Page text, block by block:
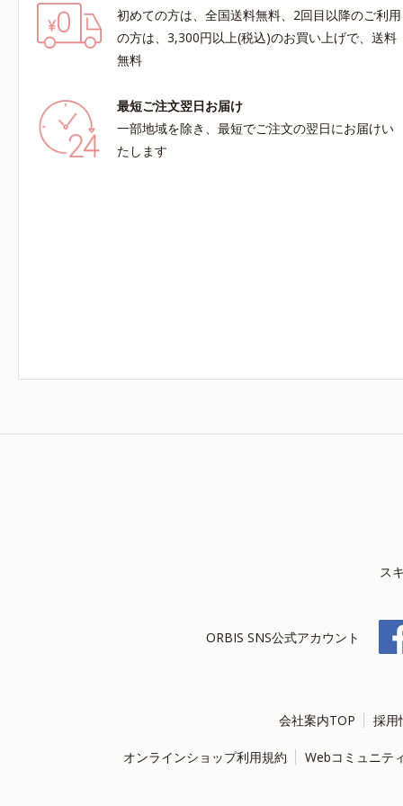
初めての方は、全国送料無料、2回目以降のご利用
の方は、3,300円以上(税込)のお買い上げで、送料
無料
最短ご注文翌日お届け
一部地域を除き、最短でご注文の翌日にお届けい
たします
ス
ORBIS SNS公式アカウント
会社案内TOP 採用
オンラインショップ利用規約 Webコミュニテ